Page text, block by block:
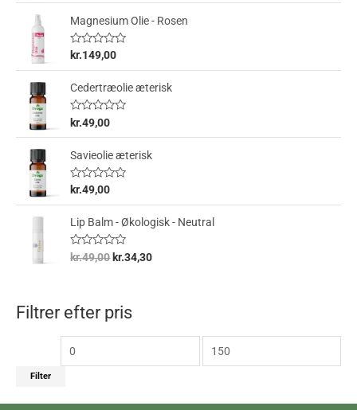
r
d
e
r
e
t
0
d
a
f
5
Magnesium Olie - Rosen
V
r
d
e
r
e
t
0
d
a
f
5
kr.149,00
Cedertræolie æterisk
V
r
d
e
r
e
t
0
d
a
f
5
kr.49,00
Savieolie æterisk
V
r
d
e
r
e
t
f
kr.49,00
Lip Balm - Økologisk - Neutral
V
r
e
0
u
d
a
kr.49,00 kr.34,30
Filtrer efter pris
Filter